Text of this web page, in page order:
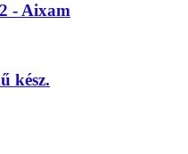
- Aixam
kész.